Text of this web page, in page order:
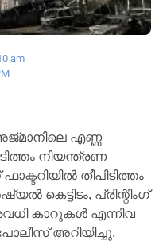
am
എണ്ണ
നിയന്ത്രണ
തീപിടിത്തം
കെട്ടിടം, പ്രിന്റിംഗ്
കാറുകൾ എന്നിവ
അറിയിച്ചു.